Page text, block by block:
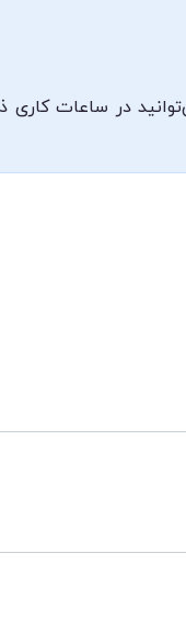
جهت هماهنگی و ارتباط با ایشان 08337210782